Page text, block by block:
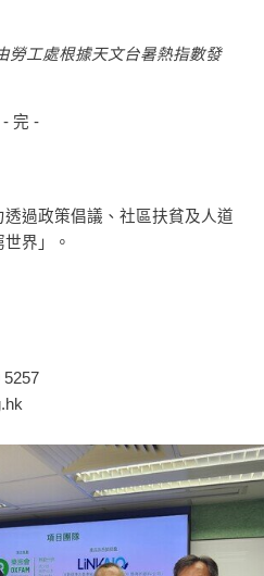
勞工處根據天文台暑熱指數發
- 完 -
過政策倡議、社區扶貧及人道
界」。
5257